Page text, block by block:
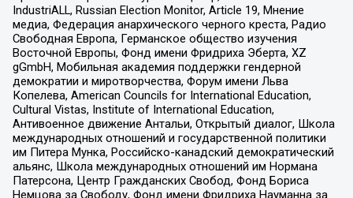
IndustriALL, Russian Election Monitor, Article 19, Мнение
медиа, Федерация анархического черного креста, Радио
Свободная Европа, Германское общество изучения
Восточной Европы, Фонд имени Фридриха Эберта, XZ
gGmbH, Мобильная академия поддержки гендерной
демократии и миротворчества, Форум имени Льва
Копелева, American Councils for International Education,
Cultural Vistas, Institute of International Education,
Антивоенное движение Антальи, Открытый диалог, Школа
международных отношений и государственной политики
им Питера Мунка, Российско-канадский демократический
альянс, Школа международных отношений им Нормана
Патерсона, Центр Гражданских Свобод, Фонд Бориса
Немцова за Свободу, Фонд имени Фридриха Науманна за